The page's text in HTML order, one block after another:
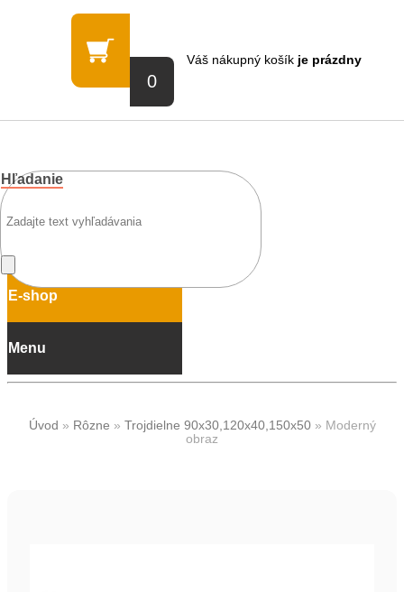
Prihlásenie
Hľadanie
0
Váš nákupný košík je prázdny
E-shop
Menu
Úvod » Rôzne » Trojdielne 90x30,120x40,150x50 » Moderný
obraz